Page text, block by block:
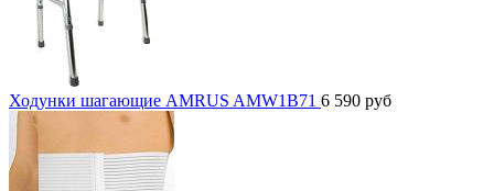
Ходунки шагающие AMRUS AMW1B71 6 590 руб